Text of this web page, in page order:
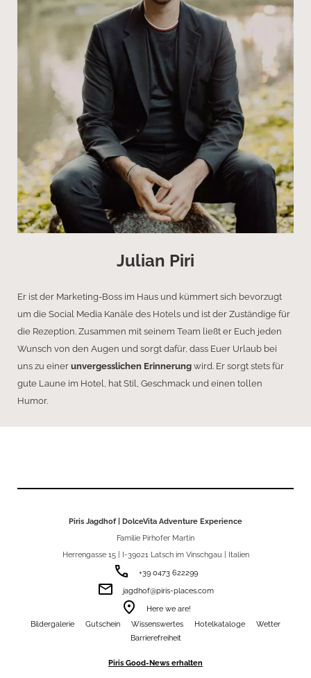
Julian Piri
Er ist der Marketing-Boss im Haus und kümmert sich bevorzugt
um die Social Media Kanäle des Hotels und ist der Zuständige für
die Rezeption. Zusammen mit seinem Team ließt er Euch jeden
Wunsch von den Augen und sorgt dafür, dass Euer Urlaub bei
uns zu einer unvergesslichen Erinnerung wird. Er sorgt stets für
gute Laune im Hotel, hat Stil, Geschmack und einen tollen
Humor.
Piris Jagdhof | DolceVita Adventure Experience
Familie Pirhofer Martin
Herrengasse 15 | I-39021 Latsch im Vinschgau | Italien
phone +39 0473 622299
email jagdhof@piris-places.com
room
Here we are!
Bildergalerie
Gutschein Wissenswertes Hotelkataloge
Wetter
Barrierefreiheit
Piris Good-News erhalten